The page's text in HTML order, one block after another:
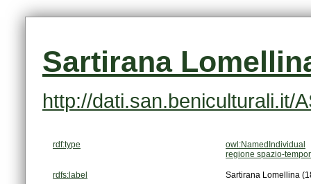
Sartirana
http://dati.san.beniculturali.it/
rdf:type
owl:NamedIndividual
regione spazio-
rdfs:label Sartirana Lomellina